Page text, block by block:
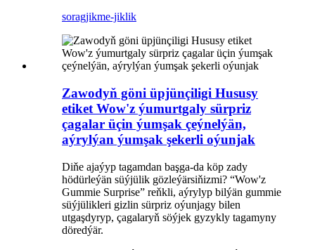
soragjikme-jiklik
Zawodyň göni üpjünçiligi Hususy
etiket Wow'z ýumurtgaly sürpriz
çagalar üçin ýumşak çeýnelýän,
aýrylýan ýumşak şekerli oýunjak
Diňe ajaýyp tagamdan başga-da köp zady
hödürleýän süýjülik gözleýärsiňizmi? “Wow'z
Gummie Surprise” reňkli, aýrylyp bilýän gummie
süýjülikleri gizlin sürpriz oýunjagy bilen
utgaşdyryp, çagalaryň söýjek gyzykly tagamyny
döredýär.